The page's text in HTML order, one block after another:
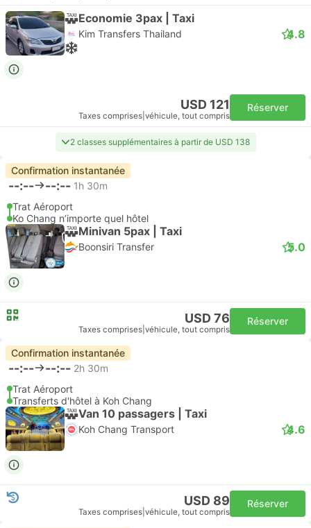
Economie 3pax | Taxi
Kim Transfers Thailand 4.8
USD 121
Taxes comprises véhicule, tout compris
Réserver
2 classes supplémentaires à partir de USD 138
Confirmation instantanée
--:-- --:-- 1h 30m
Trat Aéroport
Ko Chang n’importe quel hôtel
Minivan 5pax | Taxi
Boonsiri Transfer 5.0
USD 76
Taxes comprises véhicule, tout compris
Réserver
Confirmation instantanée
--:-- --:-- 2h 30m
Trat Aéroport
Transferts d'hôtel à Koh Chang
Van 10 passagers | Taxi
Koh Chang Transport 4.6
USD 89
Taxes comprises véhicule, tout compris
Réserver